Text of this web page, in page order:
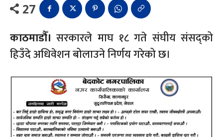
27
काठमाडौँ। सरकारले माघ १८ गते संघीय संसद्को
हिउँदे अधिवेशन बोलाउने निर्णय गरेको छ।